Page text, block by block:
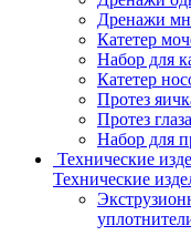
Дренажи
Катетер
Набор для
Катетер
Протез
Протез глаза
Набор для
Технические
Технические